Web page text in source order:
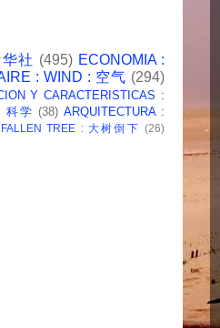
社 (495) ECONOMIA :
: WIND : 空气 (294)
Y CARACTERISTICAS :
科学 (38) ARQUITECTURA :
TREE : 大树倒下 (26)